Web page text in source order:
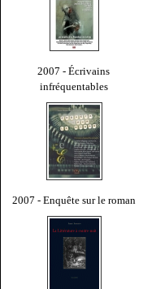
2007 - Écrivains
infréquentables
2007 - Enquête sur le roman